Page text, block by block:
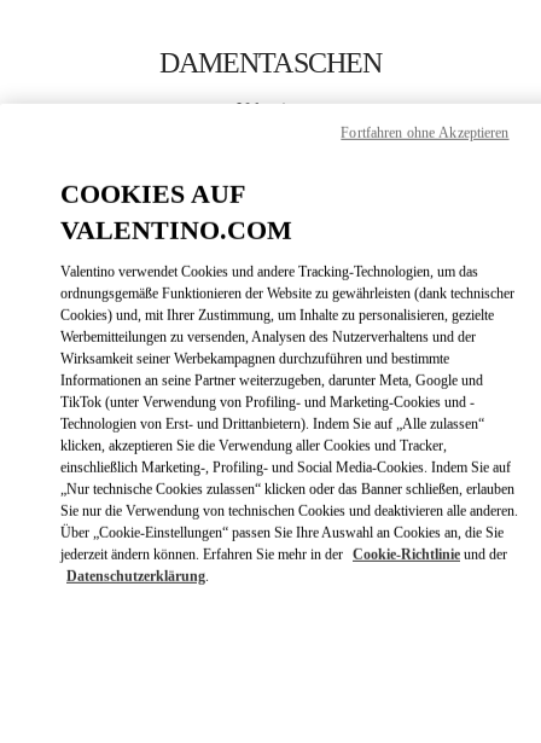
DAMENTASCHEN
Valentino
Munich Oberpollinger
JETZT ANRUFEN
MEHR DETAILS
ZUR WEGBESCHREIBUNGLINK
Link Opens in New Tab
COOKIES AUF
VALENTINO.COM
Valentino verwendet Cookies und andere Tracking-Technologien, um das
ordnungsgemäße Funktionieren der Website zu gewährleisten (dank technischer
Cookies) und, mit Ihrer Zustimmung, um Inhalte zu personalisieren, gezielte
Werbemitteilungen zu versenden, Analysen des Nutzerverhaltens und der
Wirksamkeit seiner Werbekampagnen durchzuführen und bestimmte
Informationen an seine Partner weiterzugeben, darunter Meta, Google und
TikTok (unter Verwendung von Profiling- und Marketing-Cookies und -
Technologien von Erst- und Drittanbietern). Indem Sie auf „Alle zulassen“
klicken, akzeptieren Sie die Verwendung aller Cookies und Tracker,
einschließlich Marketing-, Profiling- und Social Media-Cookies. Indem Sie auf
„Nur technische Cookies zulassen“ klicken oder das Banner schließen, erlauben
Sie nur die Verwendung von technischen Cookies und deaktivieren alle anderen.
Über „Cookie-Einstellungen“ passen Sie Ihre Auswahl an Cookies an, die Sie
jederzeit ändern können. Erfahren Sie mehr in der Cookie-Richtlinie und der
Datenschutzerklärung.
Fortfahren ohne Akzeptieren